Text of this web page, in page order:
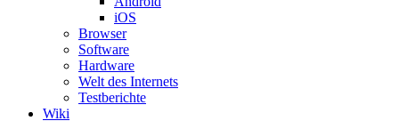
iOS
Browser
Software
Hardware
Welt des Internets
Testberichte
Wiki